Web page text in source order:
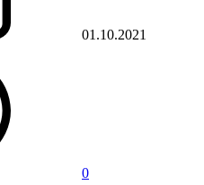
01.10.2021
0